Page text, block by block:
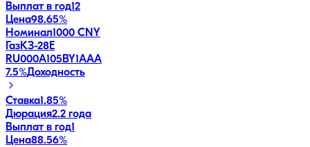
Выплат в год12
Цена98.65%
Номинал1000 CNY
ГазКЗ-28Е
RU000A105BY1AAA
7.5%Доходность
Ставка1.85%
Дюрация2.2 года
Выплат в год1
Цена88.56%